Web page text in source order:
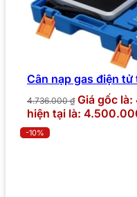
Cân nạp gas điện tử
4.736.000₫ Giá gốc
hiện tại là:
-10%